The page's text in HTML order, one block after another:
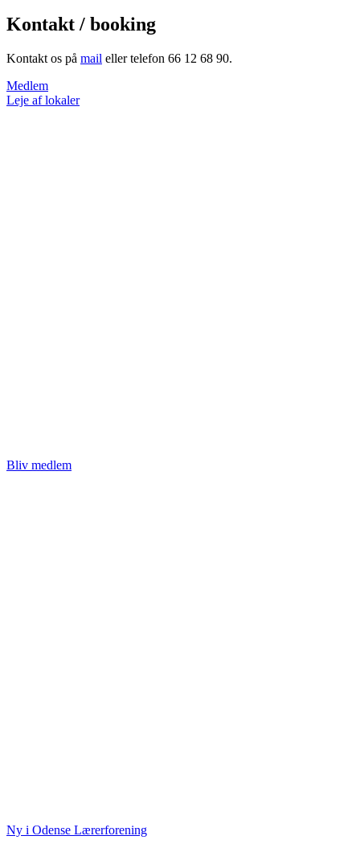
Kontakt / booking
Kontakt os på mail eller telefon 66 12 68 90.
Medlem
Leje af lokaler
Bliv medlem
Ny i Odense Lærerforening